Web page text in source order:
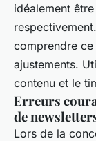
idéalement
comprendre
ajustements.
contenu et le
Erreurs
de
Lors de la